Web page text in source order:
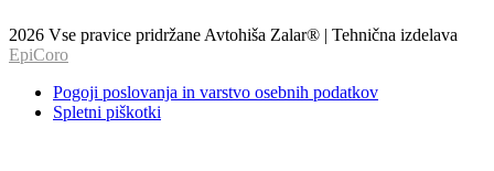
2026 Vse pravice pridržane Avtohiša Zalar® | Tehnična izdelava
EpiCoro
Pogoji poslovanja in varstvo osebnih podatkov
Spletni piškotki